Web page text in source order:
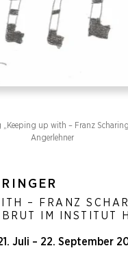
„Keeping up with – Franz
Angerlehner
– FRANZ
IM INSTITUT
Juli – 22. September